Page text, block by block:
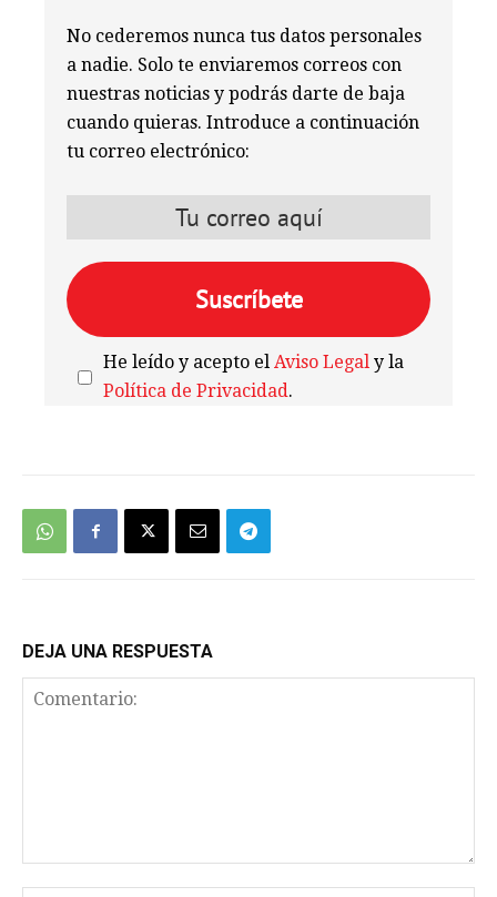
No cederemos nunca tus datos personales
a nadie. Solo te enviaremos correos con
nuestras noticias y podrás darte de baja
cuando quieras. Introduce a continuación
tu correo electrónico:
He leído y acepto elAviso Legal y la
Política de Privacidad.
DEJA UNA RESPUESTA